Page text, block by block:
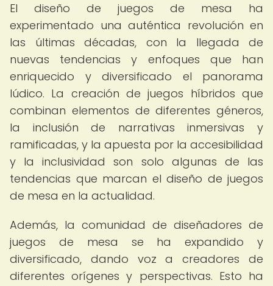
El diseño de juegos de mesa ha
experimentado una auténtica revolución en
las últimas décadas, con la llegada de
nuevas tendencias y enfoques que han
enriquecido y diversificado el panorama
lúdico. La creación de juegos híbridos que
combinan elementos de diferentes géneros,
la inclusión de narrativas inmersivas y
ramificadas, y la apuesta por la accesibilidad
y la inclusividad son solo algunas de las
tendencias que marcan el diseño de juegos
de mesa en la actualidad.
Además, la comunidad de diseñadores de
juegos de mesa se ha expandido y
diversificado, dando voz a creadores de
diferentes orígenes y perspectivas. Esto ha